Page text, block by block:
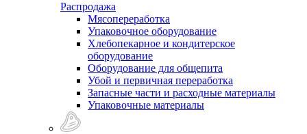
Распродажа
Мясопереработка
Упаковочное оборудование
Хлебопекарное и кондитерское
оборудование
Оборудование для общепита
Убой и первичная переработка
Запасные части и расходные материалы
Упаковочные материалы